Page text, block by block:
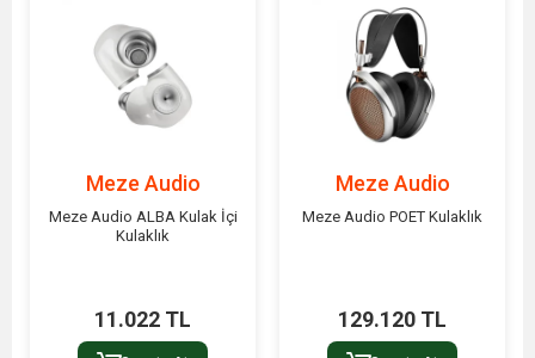
Meze Audio
Meze Audio ALBA Kulak İçi
Kulaklık
11.022 TL
Meze Audio
Meze Audio POET Kulaklık
129.120 TL